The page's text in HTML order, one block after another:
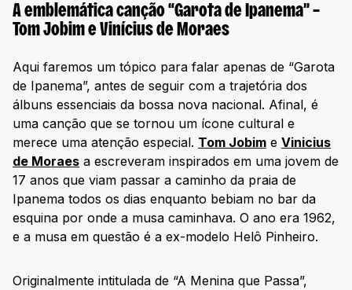
A emblemática canção “Garota de Ipanema” –
Tom Jobim e Vinícius de Moraes
Aqui faremos um tópico para falar apenas de “Garota
de Ipanema”, antes de seguir com a trajetória dos
álbuns essenciais da bossa nova nacional. Afinal, é
uma canção que se tornou um ícone cultural e
merece uma atenção especial. Tom Jobim e Vinicius
de Moraes a escreveram inspirados em uma jovem de
17 anos que viam passar a caminho da praia de
Ipanema todos os dias enquanto bebiam no bar da
esquina por onde a musa caminhava. O ano era 1962,
e a musa em questão é a ex-modelo Helô Pinheiro.
Originalmente intitulada de “A Menina que Passa”,